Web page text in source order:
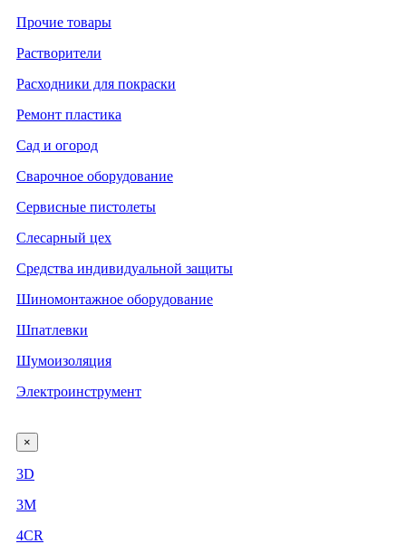
Прочие товары
Растворители
Расходники для покраски
Ремонт пластика
Сад и огород
Сварочное оборудование
Сервисные пистолеты
Слесарный цех
Средства индивидуальной защиты
Шиномонтажное оборудование
Шпатлевки
Шумоизоляция
Электроинструмент
×
3D
3М
4CR